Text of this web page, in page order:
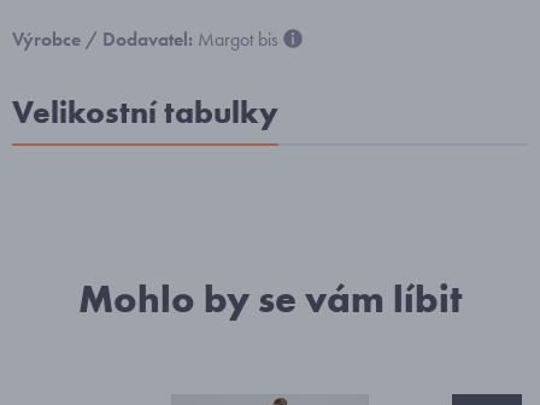
Výrobce / Dodavatel: Margot bis
Velikostní tabulky
Mohlo by se vám líbit